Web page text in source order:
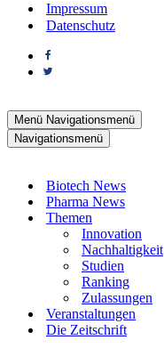
Impressum
Datenschutz
Menü Navigationsmenü
Navigationsmenü
Biotech News
Pharma News
Themen
Innovation
Nachhaltigkeit
Studien
Ranking
Zulassungen
Veranstaltungen
Die Zeitschrift